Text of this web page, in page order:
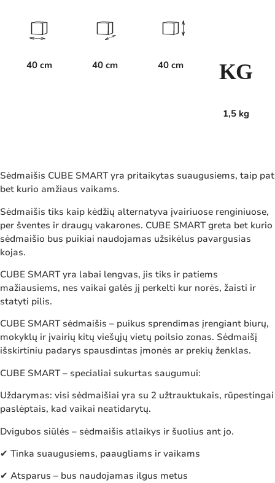
40 cm 40 cm 40 cm KG
1,5 kg
Sėdmaišis CUBE SMART yra pritaikytas suaugusiems, taip pat
bet kurio amžiaus vaikams.
Sėdmaišis tiks kaip kėdžių alternatyva įvairiuose renginiuose,
per šventes ir draugų vakarones. CUBE SMART greta bet kurio
sėdmaišio bus puikiai naudojamas užsikėlus pavargusias
kojas.
CUBE SMART yra labai lengvas, jis tiks ir patiems
mažiausiems, nes vaikai galės jį perkelti kur norės, žaisti ir
statyti pilis.
CUBE SMART sėdmaišis – puikus sprendimas įrengiant biurų,
mokyklų ir įvairių kitų viešųjų vietų poilsio zonas. Sėdmaišį
išskirtiniu padarys spausdintas įmonės ar prekių ženklas.
CUBE SMART – specialiai sukurtas saugumui:
Uždarymas: visi sėdmaišiai yra su 2 užtrauktukais, rūpestingai
paslėptais, kad vaikai neatidarytų.
Dvigubos siūlės – sėdmaišis atlaikys ir šuolius ant jo.
✔ Tinka suaugusiems, paaugliams ir vaikams
✔ Atsparus – bus naudojamas ilgus metus